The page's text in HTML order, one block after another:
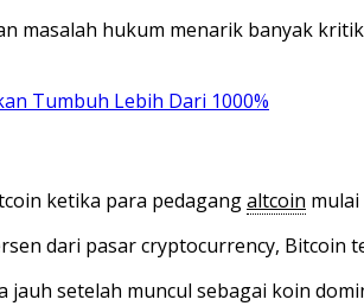
masalah hukum menarik banyak
Tumbuh Lebih Dari 1000%
ketika para pedagangaltcoin
dari pasar cryptocurrency, Bitcoin
setelah muncul sebagai koin